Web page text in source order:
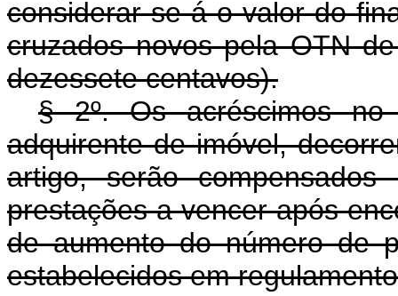
considerar-se-á o valor do
cruzados novos pela OTN
dezessete centavos).
§ 2º. Os acréscimos
adquirente de imóvel,
artigo, serão
prestações a vencer após
de aumento do número de
estabelecidos em